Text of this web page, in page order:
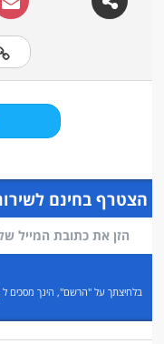
הצטרף בחינם לשירות
בלחיצתך על "הרשם", הינך מסכים ל